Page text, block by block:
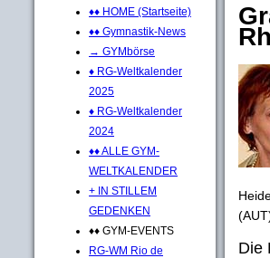
♦♦ HOME (Startseite)
♦♦ Gymnastik-News
→ GYMbörse
♦ RG-Weltkalender
2025
♦ RG-Weltkalender
2024
♦♦ ALLE GYM-
WELTKALENDER
+ IN STILLEM
GEDENKEN
♦♦ GYM-EVENTS
RG-WM Rio de
Die